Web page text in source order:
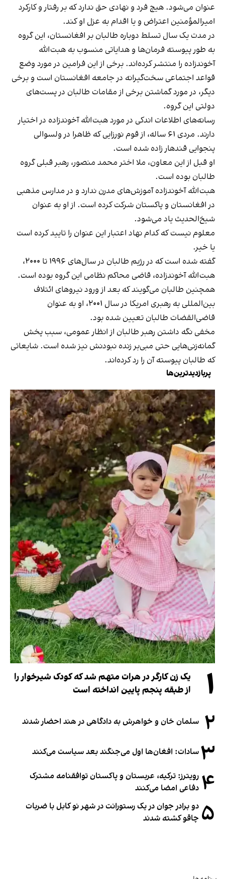
عنوان می‌شود. هیچ فرد و نهادی حق ندارد که بر رفتار و کارکرد
امیرالمؤمنین اعتراض و یا اقدام به عزل او کند.
در مدت یک سال تسلط دوباره‌ طالبان بر افغانستان، این گروه
به طور پیوسته فرمان‌ها و هدایاتی منسوب به هبت‌الله
آخوندزاده را منتشر کرده‌اند. برخی از این فرامین در مورد وضع
قواعد اجتماعی سخت‌گیرانه در جامعه افغانستان است و برخی
دیگر، در مورد گماشتن برخی از مقامات طالبان در پست‌های
دولتی این گروه.
رسانه‌های اطلاعات اندکی در مورد هبت‌الله آخوندزاده در اختیار
دارند. مردی ۶۱ ساله، از قوم نورزایی که ظاهرا در ولسوالی
پنجوایی قندهار زاده شده است.
او قبل از این معاون، ملا اختر محمد منصور، رهبر قبلی گروه
طالبان بوده است.
هبت‌الله آخوندزاده آموزش‌های مدرن ندارد و در مدارس مذهبی
در افغانستان و پاکستان شرکت کرده است. از او به عنوان
شیخ‌الحدیث یاد می‌شود.
معلوم نیست که کدام نهاد اعتبار این عنوان را تایید کرده است
یا خیر.
گفته شده است که در رژیم طالبان در سال‌های ۱۹۹۶ تا ۲۰۰۰،
هبت‌الله آخوندزاده، قاضی محاکم نظامی این گروه بوده است.
همچنین طالبان می‌گویند که بعد از ورود نیروهای ائتلاف
بین‌المللی به رهبری امریکا در سال ۲۰۰۱، او به عنوان
قاضی‌القضات طالبان تعیین شده بود.
مخفی نگه داشتن رهبر طالبان از انظار عمومی، سبب پخش
گمانه‌زنی‌هایی حتی مبی‌بر زنده نبودنش نیز شده است. شایعاتی
که طالبان پیوسته آن را رد کرده‌اند.
پربازدیدترین‌ها
۱
یک زن کارگر در هرات متهم شد که کودک شیرخوار را
از طبقه پنجم پایین انداخته است
۲ سلمان خان و خواهرش به دادگاهی در هند احضار شدند
۳سادات: افغان‌ها اول می‌جنگند بعد سیاست می‌کنند
۴ رویترز: ترکیه، عربستان و پاکستان توافقنامه مشترک
دفاعی امضا می‌کنند
۵ دو برادر جوان در یک رستورانت در شهر نو کابل با ضربات
چاقو کشته شدند